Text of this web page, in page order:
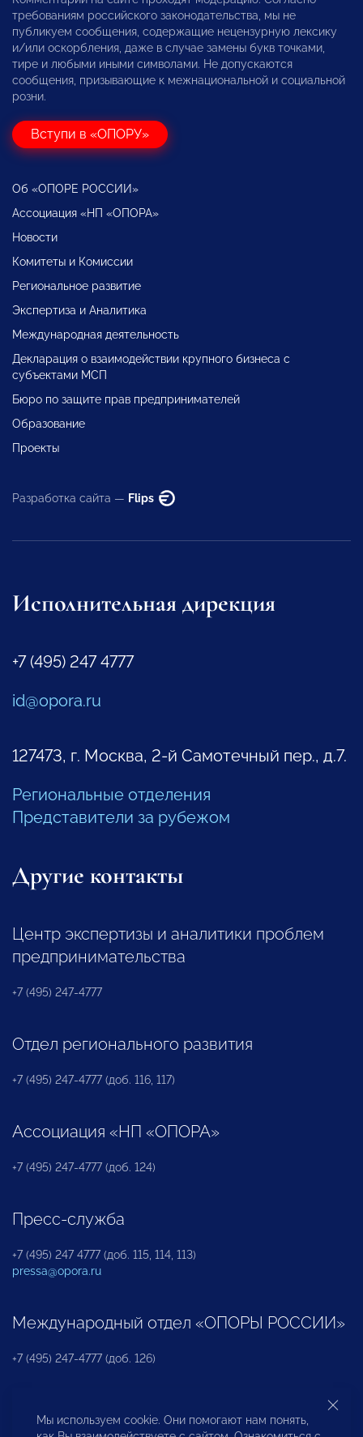
требованиям российского законодательства, мы не
публикуем сообщения, содержащие нецензурную лексику
и/или оскорбления, даже в случае замены букв точками,
тире и любыми иными символами. Не допускаются
сообщения, призывающие к межнациональной и социальной
розни.
Вступи в «ОПОРУ»
Об «ОПОРЕ РОССИИ»
Ассоциация «НП «ОПОРА»
Новости
Комитеты и Комиссии
Региональное развитие
Экспертиза и Аналитика
Международная деятельность
Декларация о взаимодействии крупного бизнеса с
субъектами МСП
Бюро по защите прав предпринимателей
Образование
Проекты
Разработка сайта — Flips
Исполнительная дирекция
+7 (495) 247 4777
id@opora.ru
127473, г. Москва, 2-й Самотечный пер., д.7.
Региональные отделения
Представители за рубежом
Другие контакты
Центр экспертизы и аналитики проблем
предпринимательства
+7 (495) 247-4777
Отдел регионального развития
+7 (495) 247-4777 (доб. 116, 117)
Ассоциация «НП «ОПОРА»
+7 (495) 247-4777 (доб. 124)
Пресс-служба
+7 (495) 247 4777 (доб. 115, 114, 113)
pressa@opora.ru
Международный отдел «ОПОРЫ РОССИИ»
+7 (495) 247-4777 (доб. 126)
Бюро по защите прав предпринимателей и
инвесторов
Мы используем cookie. Они помогают нам понять,